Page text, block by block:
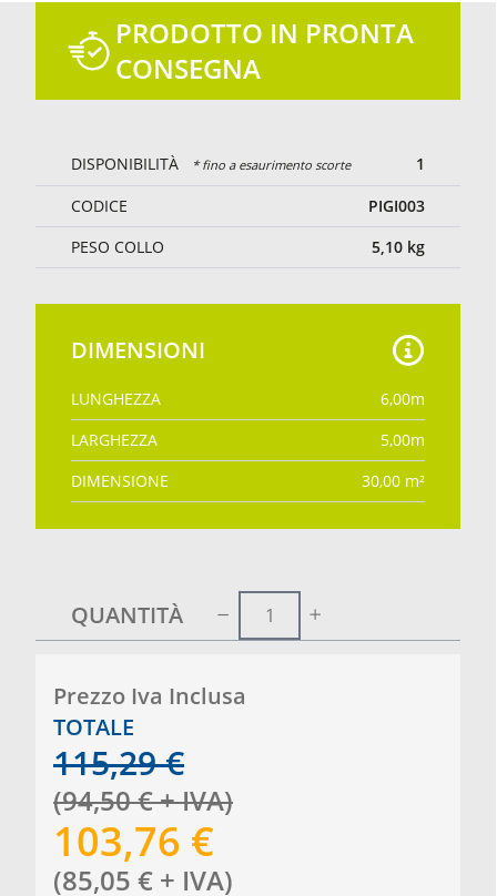
PRODOTTO IN PRONTA
CONSEGNA
DISPONIBILITÀ * fino a esaurimento scorte
1
CODICE
PIGI003
PESO COLLO
5,10 kg
DIMENSIONI
LUNGHEZZA 6,00m
LARGHEZZA
5,00m
DIMENSIONE
30,00 m²
QUANTITÀ
Prezzo Iva Inclusa
TOTALE
115,29 €
(94,50€+ IVA)
103,76 €
(85,05 € + IVA)